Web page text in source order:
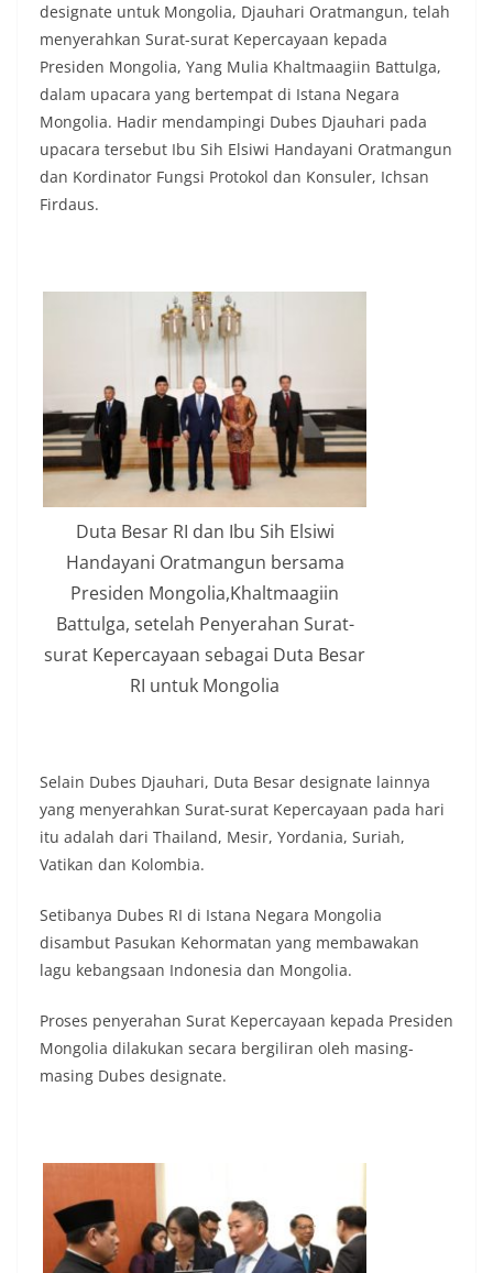
designate untuk Mongolia, Djauhari Oratmangun, telah
menyerahkan Surat-surat Kepercayaan kepada
Presiden Mongolia, Yang Mulia Khaltmaagiin Battulga,
dalam upacara yang bertempat di Istana Negara
Mongolia. Hadir mendampingi Dubes Djauhari pada
upacara tersebut Ibu Sih Elsiwi Handayani Oratmangun
dan Kordinator Fungsi Protokol dan Konsuler, Ichsan
Firdaus.
Duta Besar RI dan Ibu Sih Elsiwi
Handayani Oratmangun bersama
Presiden Mongolia,Khaltmaagiin
Battulga, setelah Penyerahan Surat-
surat Kepercayaan sebagai Duta Besar
RI untuk Mongolia
Selain Dubes Djauhari, Duta Besar designate lainnya
yang menyerahkan Surat-surat Kepercayaan pada hari
itu adalah dari Thailand, Mesir, Yordania, Suriah,
Vatikan dan Kolombia.
Setibanya Dubes RI di Istana Negara Mongolia
disambut Pasukan Kehormatan yang membawakan
lagu kebangsaan Indonesia dan Mongolia.
Proses penyerahan Surat Kepercayaan kepada Presiden
Mongolia dilakukan secara bergiliran oleh masing-
masing Dubes designate.